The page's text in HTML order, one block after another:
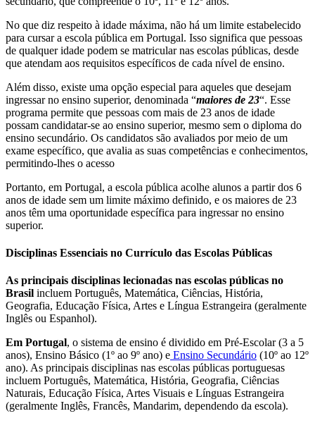
No que diz respeito à idade máxima, não há um limite estabelecido
para cursar a escola pública em Portugal. Isso significa que pessoas
de qualquer idade podem se matricular nas escolas públicas, desde
que atendam aos requisitos específicos de cada nível de ensino.
Além disso, existe uma opção especial para aqueles que desejam
ingressar no ensino superior, denominada “maiores de 23“. Esse
programa permite que pessoas com mais de 23 anos de idade
possam candidatar-se ao ensino superior, mesmo sem o diploma do
ensino secundário. Os candidatos são avaliados por meio de um
exame específico, que avalia as suas competências e conhecimentos,
permitindo-lhes o acesso
Portanto, em Portugal, a escola pública acolhe alunos a partir dos 6
anos de idade sem um limite máximo definido, e os maiores de 23
anos têm uma oportunidade específica para ingressar no ensino
superior.
Disciplinas Essenciais no Currículo das Escolas Públicas
As principais disciplinas lecionadas nas escolas públicas no
Brasil incluem Português, Matemática, Ciências, História,
Geografia, Educação Física, Artes e Língua Estrangeira (geralmente
Inglês ou Espanhol).
Em Portugal, o sistema de ensino é dividido em Pré-Escolar (3 a 5
anos), Ensino Básico (1º ao 9º ano) e Ensino Secundário (10º ao 12º
ano). As principais disciplinas nas escolas públicas portuguesas
incluem Português, Matemática, História, Geografia, Ciências
Naturais, Educação Física, Artes Visuais e Línguas Estrangeira
(geralmente Inglês, Francês, Mandarim, dependendo da escola).